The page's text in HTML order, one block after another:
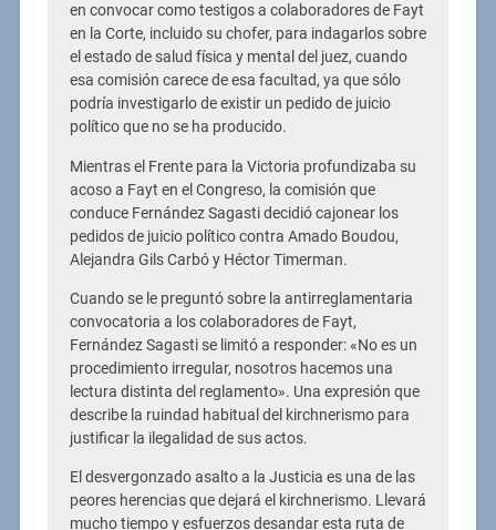
en convocar como testigos a colaboradores de Fayt
en la Corte, incluido su chofer, para indagarlos sobre
el estado de salud física y mental del juez, cuando
esa comisión carece de esa facultad, ya que sólo
podría investigarlo de existir un pedido de juicio
político que no se ha producido.
Mientras el Frente para la Victoria profundizaba su
acoso a Fayt en el Congreso, la comisión que
conduce Fernández Sagasti decidió cajonear los
pedidos de juicio político contra Amado Boudou,
Alejandra Gils Carbó y Héctor Timerman.
Cuando se le preguntó sobre la antirreglamentaria
convocatoria a los colaboradores de Fayt,
Fernández Sagasti se limitó a responder: «No es un
procedimiento irregular, nosotros hacemos una
lectura distinta del reglamento». Una expresión que
describe la ruindad habitual del kirchnerismo para
justificar la ilegalidad de sus actos.
El desvergonzado asalto a la Justicia es una de las
peores herencias que dejará el kirchnerismo. Llevará
mucho tiempo y esfuerzos desandar esta ruta de